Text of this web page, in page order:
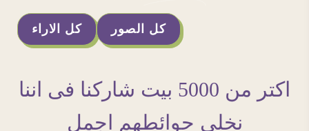
كل الاراء كل الصور
اكتر من 5000 بيت شاركنا فى اننا
نخلى حوائطهم اجمل